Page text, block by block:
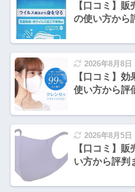
【口コミ】
の使い方から
2026年8月8日
【口コミ】
使い方から評
2026年8月5日
【口コミ】
い方から評判